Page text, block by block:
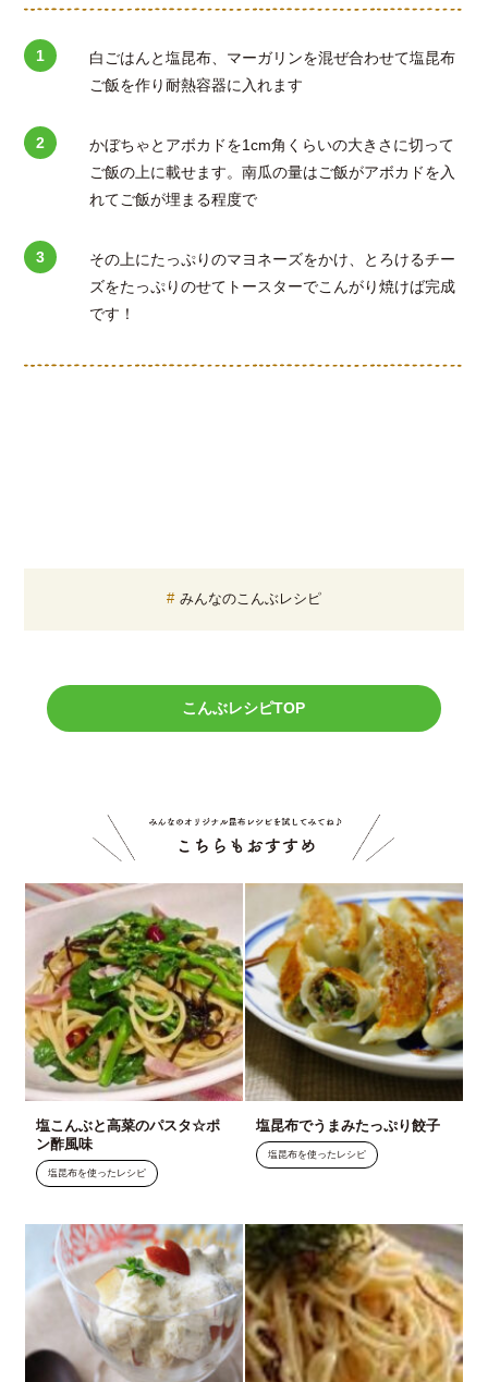
白ごはんと塩昆布、マーガリンを混ぜ合わせて塩昆布
ご飯を作り耐熱容器に入れます
かぼちゃとアボカドを1cm角くらいの大きさに切って
ご飯の上に載せます。南瓜の量はご飯がアボカドを入
れてご飯が埋まる程度で
その上にたっぷりのマヨネーズをかけ、とろけるチー
ズをたっぷりのせてトースターでこんがり焼けば完成
です！
みんなのこんぶレシピ
こんぶレシピTOP
塩こんぶと高菜のパスタ☆ポ
ン酢風味
塩昆布を使ったレシピ
塩昆布でうまみたっぷり餃子
塩昆布を使ったレシピ